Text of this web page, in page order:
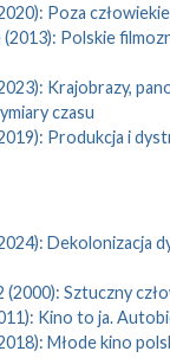
Poza
Polskie
Krajobrazy,
czasu
Produkcja i
Dekolonizacja
Sztuczny
Kino to ja.
Młode kino